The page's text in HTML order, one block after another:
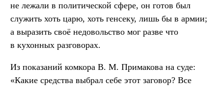
не лежали в политической сфере, он готов был
служить хоть царю, хоть генсеку, лишь бы в армии;
а выразить своё недовольство мог разве что
в кухонных разговорах.
Из показаний комкора В. М. Примакова на суде:
«Какие средства выбрал себе этот заговор? Все